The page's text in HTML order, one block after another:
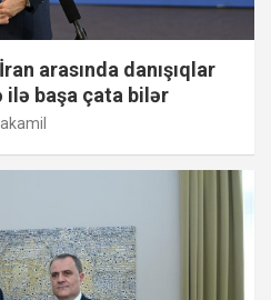
arasında danışıqlar
ilə başa çata bilər